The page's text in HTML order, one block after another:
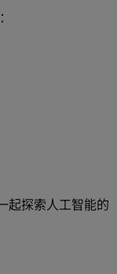
起探索人工智能的